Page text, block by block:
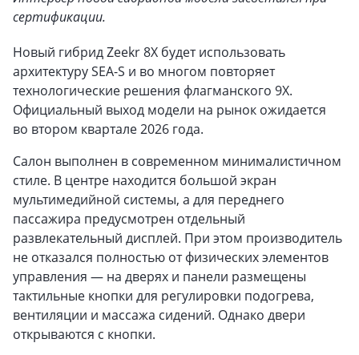
сертификации.
Новый гибрид Zeekr 8Х будет использовать
архитектуру SEA-S и во многом повторяет
технологические решения флагманского 9X.
Официальный выход модели на рынок ожидается
во втором квартале 2026 года.
Салон выполнен в современном минималистичном
стиле. В центре находится большой экран
мультимедийной системы, а для переднего
пассажира предусмотрен отдельный
развлекательный дисплей. При этом производитель
не отказался полностью от физических элементов
управления — на дверях и панели размещены
тактильные кнопки для регулировки подогрева,
вентиляции и массажа сидений. Однако двери
открываются с кнопки.